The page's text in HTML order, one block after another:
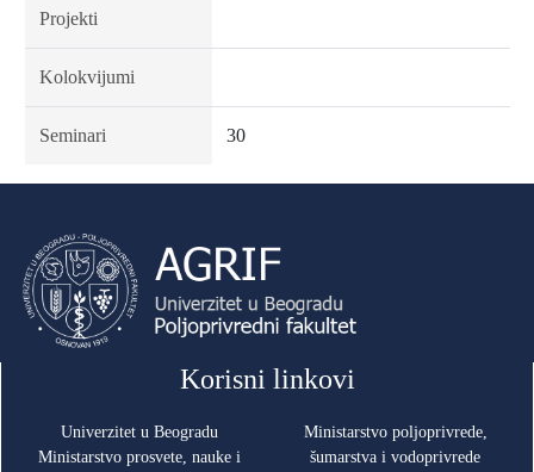
Projekti
Kolokvijumi
Seminari 30
Korisni linkovi
Univerzitet u Beogradu
Ministarstvo prosvete, nauke i
Ministarstvo poljoprivrede,
šumarstva i vodoprivrede